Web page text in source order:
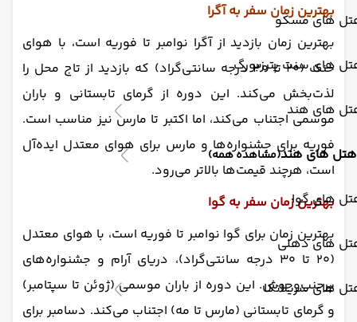
های مسکو
های سنت پترزبورگ
های هند
هتل های هند(مشاهده همه)
های گوا
های دهلی
های سریلانکا
بهترین زمان سفر به آگرا
بهترین زمان بازدید از آگرا نوامبر تا فوریه است، با هوای
خنک (۲۰ تا ۳۰ درجه سانتی‌گراد) که بازدید از تاج محل را
لذت‌بخش می‌کند. این دوره از گرمای تابستانی و باران
موسمی اجتناب می‌کند، اما اکتبر تا مارس نیز مناسب است.
فوریه برای جشنواره‌ها و مارس برای هوای معتدل ایده‌آل
است، هرچند قیمت‌ها بالاتر می‌رود.
بهترین زمان سفر به گوا
بهترین زمان برای گوا نوامبر تا فوریه است، با هوای معتدل
(۲۰ تا ۳۰ درجه سانتی‌گراد)، دریای آرام و جشنواره‌های
پرجنب‌وجوش. این دوره از باران موسمی (ژوئن تا سپتامبر)
و گرمای تابستانی (مارس تا مه) اجتناب می‌کند. دسامبر برای